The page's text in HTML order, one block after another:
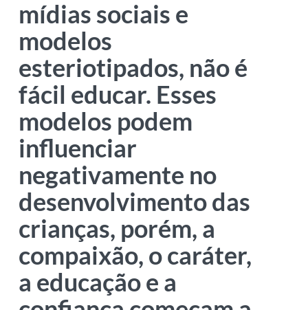
mídias sociais e
modelos
esteriotipados, não é
fácil educar. Esses
modelos podem
influenciar
negativamente no
desenvolvimento das
crianças, porém, a
compaixão, o caráter,
a educação e a